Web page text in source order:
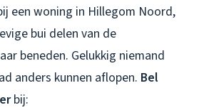
een woning in Hillegom Noord,
bui delen van de
beneden. Gelukkig niemand
anders kunnen aflopen. Bel
bij: